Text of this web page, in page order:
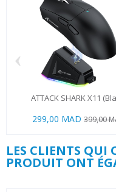
ATTACK SHARK X11
299,00 MAD 399,00
‹
LES CLIENTS QUI
PRODUIT ONT